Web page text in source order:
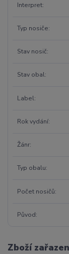
Interpret
Typ nosiče
Stav nosič
Stav obal
Label
Rok vydání
Žánr
Typ obalu
Počet nosičů
Původ
Zboží